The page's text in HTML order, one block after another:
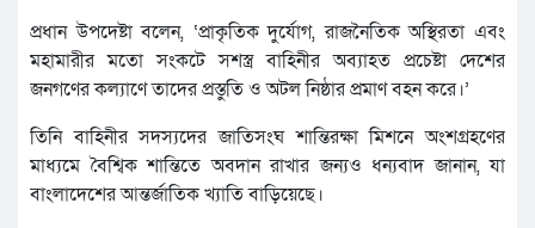
প্রধান উপদেষ্টা বলেন, ‘প্রাকৃতিক দুর্যোগ, রাজনৈতিক অস্থিরতা এবং
মহামারীর মতো সংকটে সশস্ত্র বাহিনীর অব্যাহত প্রচেষ্টা দেশের
জনগণের কল্যাণে তাদের প্রস্তুতি ও অটল নিষ্ঠার প্রমাণ বহন করে।’
তিনি বাহিনীর সদস্যদের জাতিসংঘ শান্তিরক্ষা মিশনে অংশগ্রহণের
মাধ্যমে বৈশ্বিক শান্তিতে অবদান রাখার জন্যও ধন্যবাদ জানান, যা
বাংলাদেশের আন্তর্জাতিক খ্যাতি বাড়িয়েছে।